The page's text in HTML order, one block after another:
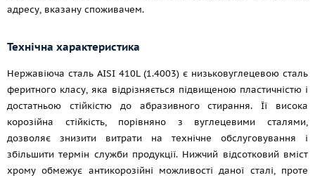
адресу, вказану споживачем.
Технічна характеристика
Нержавіюча сталь AISI 410L (1.4003) є низьковуглецевою сталь
феритного класу, яка відрізняється підвищеною пластичністю і
достатньою стійкістю до абразивного стирання. Її висока
корозійна стійкість, порівняно з вуглецевими сталями,
дозволяє знизити витрати на технічне обслуговування і
збільшити термін служби продукції. Нижчий відсотковий вміст
хрому обмежує антикорозійні можливості даної сталі, проте